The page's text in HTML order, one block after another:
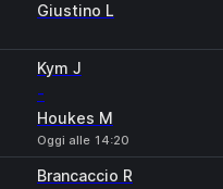
Giustino L
Kym J
-
Houkes M
Oggi alle 14:20
Brancaccio R